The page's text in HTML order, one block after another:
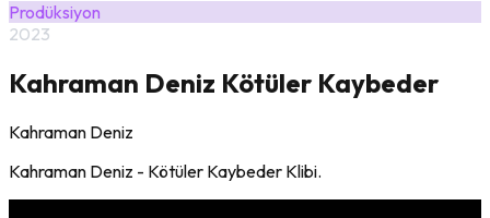
Prodüksiyon
2023
Kahraman Deniz Kötüler Kaybeder
Kahraman Deniz
Kahraman Deniz - Kötüler Kaybeder Klibi.